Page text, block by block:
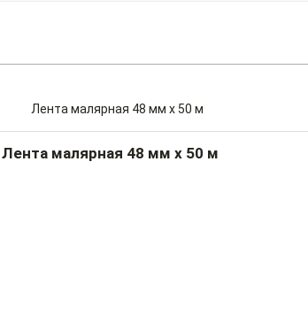
Лента малярная 48 мм x 50 м